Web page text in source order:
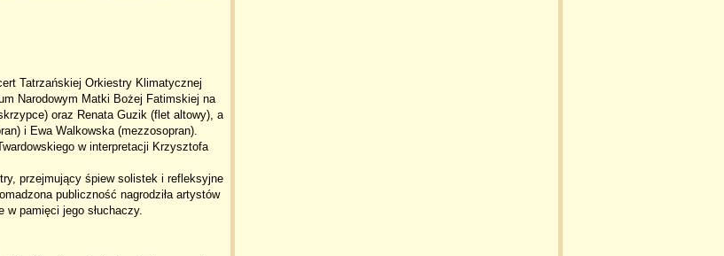
Tatrzańskiej Orkiestry Klimatycznej
Narodowym Matki Bożej Fatimskiej na
oraz Renata Guzik (flet altowy), a
i Ewa Walkowska (mezzosopran).
w interpretacji Krzysztofa
przejmujący śpiew solistek i refleksyjne
publiczność nagrodziła artystów
w pamięci jego słuchaczy.